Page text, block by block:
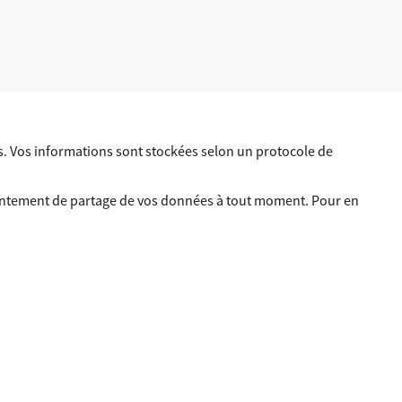
Vos informations sont stockées selon un protocole de
de partage de vos données à tout moment. Pour en